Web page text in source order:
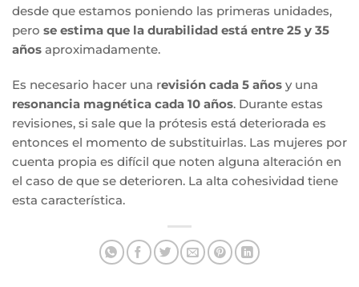
desde que estamos poniendo las primeras unidades,
pero se estima que la durabilidad está entre 25 y 35
años aproximadamente.
Es necesario hacer una revisión cada 5 años y una
resonancia magnética cada 10 años. Durante estas
revisiones, si sale que la prótesis está deteriorada es
entonces el momento de substituirlas. Las mujeres por
cuenta propia es difícil que noten alguna alteración en
el caso de que se deterioren. La alta cohesividad tiene
esta característica.